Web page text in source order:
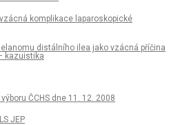
komplikace laparoskopické
distálního ilea jako vzácná příčina
kazuistika
ČCHS dne 11. 12. 2008
JEP